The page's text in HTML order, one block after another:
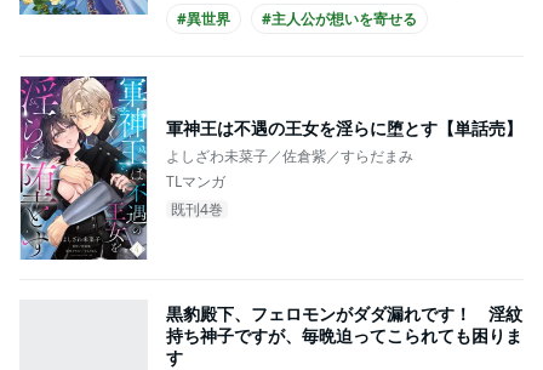
#異世界
#主人公が想いを寄せる
軍神王は不遇の王女を淫らに堕とす【単話売】
よしざわ未菜子／佐倉紫／すらだまみ
TLマンガ
既刊4巻
黒豹殿下、フェロモンがダダ漏れです！ 淫紋
持ち神子ですが、毎晩迫ってこられても困りま
す